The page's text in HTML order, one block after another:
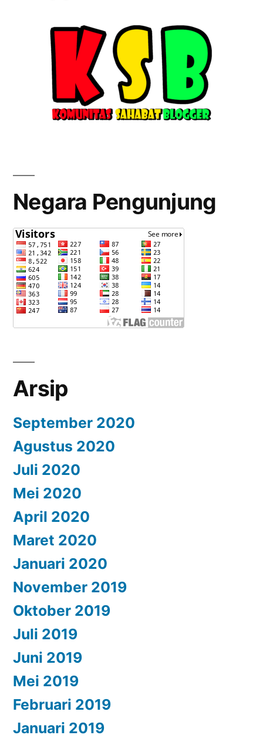
Negara Pengunjung
Arsip
September 2020
Agustus 2020
Juli 2020
Mei 2020
April 2020
Maret 2020
Januari 2020
November 2019
Oktober 2019
Juli 2019
Juni 2019
Mei 2019
Februari 2019
Januari 2019